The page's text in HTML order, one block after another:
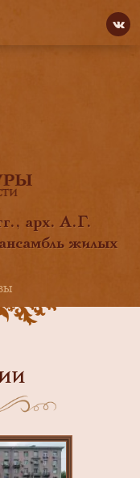
арх. А.Г.
жилых